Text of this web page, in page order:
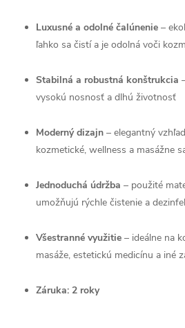
Luxusné a odolné čalúnenie –
ľahko sa čistí a je odolná voči
Stabilná a robustná konštrukcia
vysokú nosnosť a dlhú životnosť
Modernýdizajn – elegantný vzhľad
kozmetické, wellness a masážne
Jednoduchá údržba – použité
umožňujú rýchle čistenie a
Všestranné využitie – ideálne na
masáže, estetickú medicínu a iné
Záruka: 2 roky